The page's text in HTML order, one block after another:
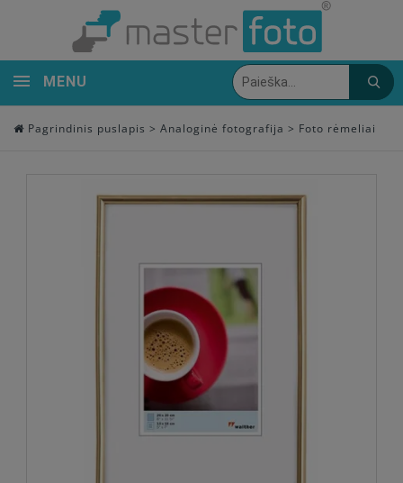
MENU
Pagrindinis puslapis > Analoginė fotografija > Foto rėmeliai